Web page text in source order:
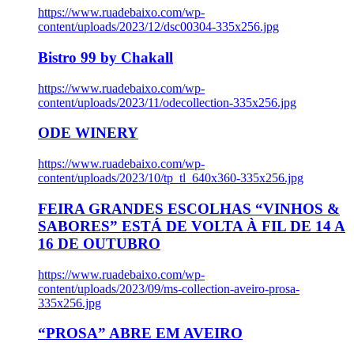
https://www.ruadebaixo.com/wp-
content/uploads/2023/12/dsc00304-335x256.jpg
Bistro 99 by Chakall
https://www.ruadebaixo.com/wp-
content/uploads/2023/11/odecollection-335x256.jpg
ODE WINERY
https://www.ruadebaixo.com/wp-
content/uploads/2023/10/tp_tl_640x360-335x256.jpg
FEIRA GRANDES ESCOLHAS “VINHOS &
SABORES” ESTÁ DE VOLTA À FIL DE 14 A
16 DE OUTUBRO
https://www.ruadebaixo.com/wp-
content/uploads/2023/09/ms-collection-aveiro-prosa-
335x256.jpg
“PROSA” ABRE EM AVEIRO